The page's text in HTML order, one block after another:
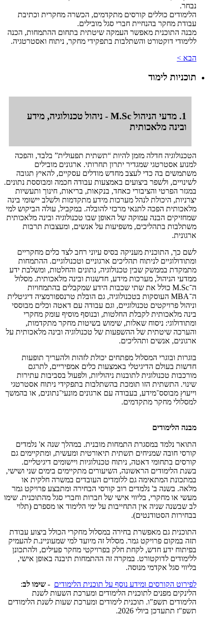
נבחר.
הלימודים כוללים קורסים מתקדמים, הכשרה מחקרית וכתיבת
עבודת מחקר בהנחיית חברי סגל מובילים.
מבנה התוכנית מאפשר העמקה שיטתית בתחום ההתמחות, הכנה
ללימודי דוקטורט והשתלבות בתפקידי מחקר, ניתוח ואסטרטגיה.
הבא >
תוכניות לימוד
1. מדעי הניהול M.Sc - ניהול טכנולוגיה, מידע
ובינה מלאכותית
הטכנולוגיה חדלה מזמן להיות “תשתית תפעולית” בלבד, והפכה
למנוע אסטרטגי שמגדיר יתרון תחרותי. ארגונים מובילים
משתמשים בה כדי לעצב מחדש מודלים עסקיים, להאיץ תגובה
לשינויים, ולשפר ביצועים באמצעות עבודה חכמה ומבוססת נתונים.
במגזר הפרטי והציבורי כאחד, בנקאות, בריאות, חינוך ותעשיות
יצרניות, היכולת לנהל מערכות מידע מתקדמות ולשלב יישומי בינה
מלאכותית הפכה לתנאי מרכזי להובלה. במקביל, עולה הביקוש למי
שמחזיקים הבנה עמוקה של האופן שבו טכנולוגיה ובינה מלאכותית
משתלבות בתהליכים, משפיעות על אנשים, ומעצבות תרבות
ארגונית.
לשם כך, התוכנית מעניקה בסיס עיוני רחב לצד כלים מחקריים
ומתודולוגיים לניתוח תהליכים ארגוניים וטכנולוגיים. ההתמחות
מתמקדת בממשק שבין טכנולוגיה, נתונים והחלטות, ומשלבת ידע
ממדעי הניהול, מערכות מידע, חדשנות ובינה מלאכותית. מסלול
ה־M.Sc כולל את שתי שכבות הידע שמקבלים בהתמחויות
ה־MBA העוסקות בטכנולוגיה, גם הובלת טרנספורמציה דיגיטלית
וניהול פרויקטים טכנולוגיים, וגם עבודה עם דאטה וכלים מבוססי
בינה מלאכותית לקבלת החלטות, ובנוסף מוסיף עומק מחקרי
ומתודולוגי: ניסוח שאלות, שימוש בשיטות מחקר מתקדמות,
והערכה שיטתית של ההשפעות של טכנולוגיה ובינה מלאכותית על
ארגונים, אנשים ותהליכים.
בוגרות ובוגרי המסלול מפתחים יכולת לזהות ולהעריך תופעות
חדשות בעולם הדיגיטלי באמצעות כלים אמפיריים, לתרגם
מורכבות טכנולוגית לתובנות ניהוליות, ולפעול בסביבות עתירות
שינוי. התשתית הזו תומכת בהשתלבות בתפקידי ניתוח אסטרטגי
וייעוץ מבוסס־מידע, בעבודה עם ארגונים מונעי־נתונים, או בהמשך
למסלולי מחקר מתקדמים.
מבנה הלימודים
התואר נלמד במסגרת התמחות מובנית. במהלך שנה א' נלמדים
קורסי חובה שמניחים תשתית תיאורטית ומעשית, ומתקיימים גם
קורסים בתחומי דאטה, ניתוח טכנולוגיות ויישומים דיגיטליים.
בשנת הלימודים הראשונה, השיעורים מתקיימים בימים שני ושישי,
במתכונת המתאימה גם ללומדים העובדים במשרה חלקית או
מלאה. בשנה ב' נלמדים רוב קורסי הבחירה ומתבצע פרויקט גמר
מעשי או מחקרי, בליווי אישי של חברות וחברי סגל מהתוכנית. שימו
לב שבשנה שניה אין התחייבות על ימי הלימוד או מספרם (תלוי
בבחירות הסטודנטים).
התוכנית גם מאפשרת בחירה במסלול מחקרי הכולל ביצוע עבודת
תזה במקום פרויקט גמר. מסלול זה מיועד למי שמעוניינ.ת להעמיק
בפיתוח ידע חדש, לקחת חלק בפרויקטי מחקר פעילים, ולהתכונן
ללימודים לדוקטורט. במקרה זה ההתמחות תיבנה באופן אישי,
בליווי סגל אקדמי מנוסה.
לפירוט הקורסים ומידע נוסף על תוכנית הלימודים - שימו לב:
הלינקים מפנים לתוכנית הלימודים ומערכת השעות לשנת
הלימודים תשפ"ו. תוכנית לימודים ומערכת שעות לשנת הלימודים
תשפ"ז תתעדכן ביולי 2026.